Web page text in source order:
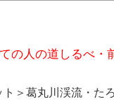
の人の道しるべ
＞葛丸川渓流・た